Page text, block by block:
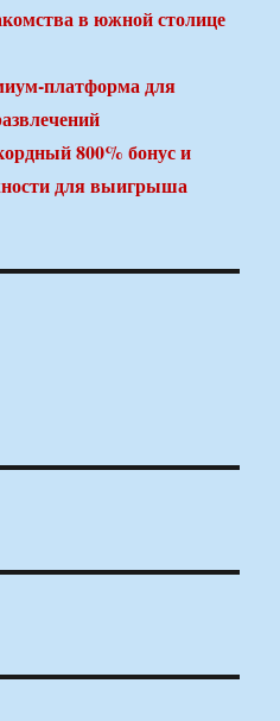
в южной столице
платформа для
800% бонус и
для выигрыша